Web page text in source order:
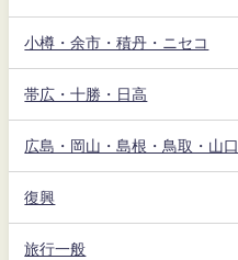
小樽・余市・積丹・ニセコ
帯広・十勝・日高
広島・岡山・島根・鳥取・山口
復興
旅行一般